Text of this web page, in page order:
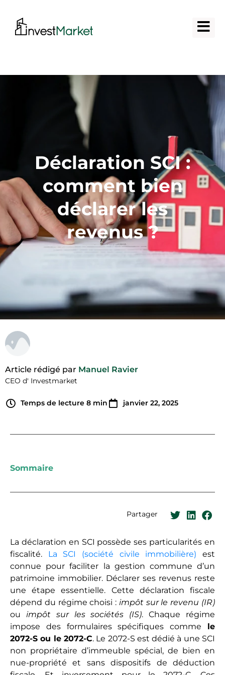
Déclaration SCI :
comment bien
déclarer les
revenus ?
Article rédigé par Manuel Ravier
CEO d' Investmarket
Temps de lecture 8 min janvier 22, 2025
Sommaire
Partager
La déclaration en SCI possède ses particularités en
fiscalité. La SCI (société civile immobilière) est
connue pour faciliter la gestion commune d’un
patrimoine immobilier. Déclarer ses revenus reste
une étape essentielle. Cette déclaration fiscale
dépend du régime choisi : impôt sur le revenu (IR)
ou impôt sur les sociétés (IS). Chaque régime
impose des formulaires spécifiques comme le
2072-S ou le 2072-C. Le 2072-S est dédié à une SCI
non propriétaire d’immeuble spécial, de bien en
nue-propriété et sans dispositifs de déduction